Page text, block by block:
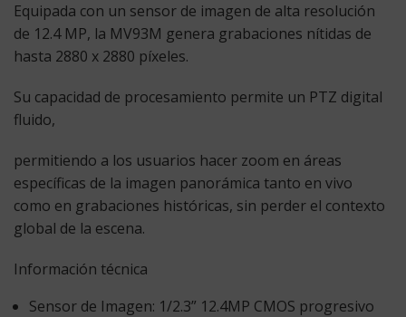
Equipada con un sensor de imagen de alta resolución
de 12.4 MP, la MV93M genera grabaciones nítidas de
hasta 2880 x 2880 píxeles.
Su capacidad de procesamiento permite un PTZ digital
fluido,
permitiendo a los usuarios hacer zoom en áreas
específicas de la imagen panorámica tanto en vivo
como en grabaciones históricas, sin perder el contexto
global de la escena.
Información técnica
Sensor de Imagen: 1/2.3” 12.4MP CMOS progresivo